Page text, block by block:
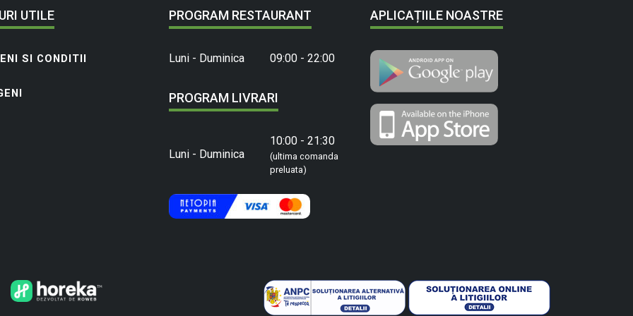
UTILE
SI CONDITII
PROGRAM RESTAURANT
Luni - Duminica 09:00 - 22:00
PROGRAM LIVRARI
Luni - Duminica
10:00 - 21:30
(ultima comanda
preluata)
APLICAȚIILE NOASTRE